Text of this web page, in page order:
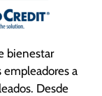
bienestar
empleadores a
Desde